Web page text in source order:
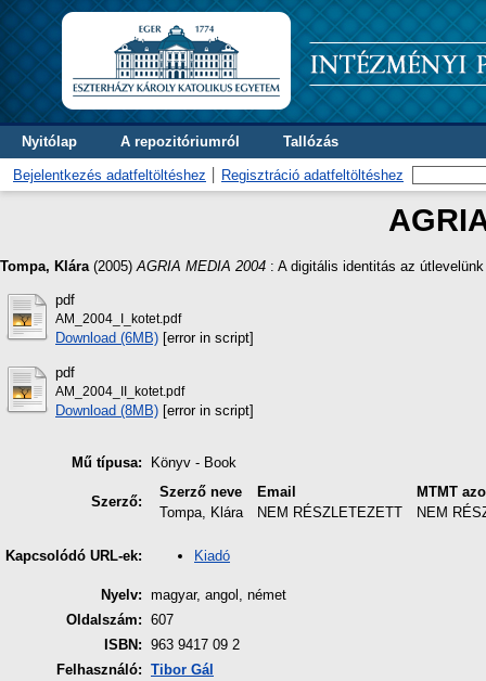
Nyitólap A repozitóriumról Tallózás
Bejelentkezés adatfeltöltéshez Regisztráció adatfeltöltéshez
Tompa, Klára (2005) AGRIA MEDIA 2004 : A digitális identitás az
pdf
AM_2004_I_kotet.pdf
Download (6MB) [error in script]
pdf
AM_2004_II_kotet.pdf
Download (8MB) [error in script]
Mű típusa: Könyv - Book
Szerző:
Szerző neve Email
MTMT
Tompa, Klára
NEM RÉSZLETEZETT NEM
Kapcsolódó URL-ek: Kiadó
Nyelv: magyar, angol, német
Oldalszám: 607
ISBN: 963 9417 09 2
Felhasználó: Tibor Gál